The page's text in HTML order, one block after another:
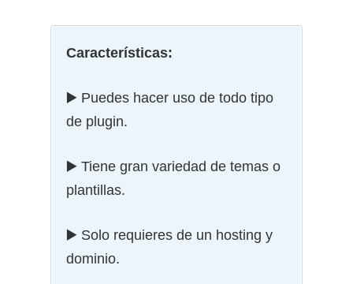
Características:
▶️ Puedes hacer uso de todo tipo
de plugin.
▶️ Tiene gran variedad de temas o
plantillas.
▶️ Solo requieres de un hosting y
dominio.